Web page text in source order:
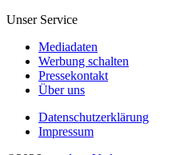
Unser Service
Mediadaten
Werbung schalten
Pressekontakt
Über uns
Datenschutzerklärung
Impressum